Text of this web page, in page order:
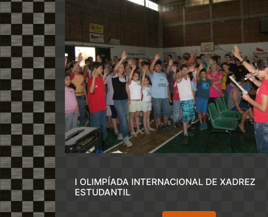
I OLIMPÍADA INTERNACIONAL DE XADREZ
ESTUDANTIL